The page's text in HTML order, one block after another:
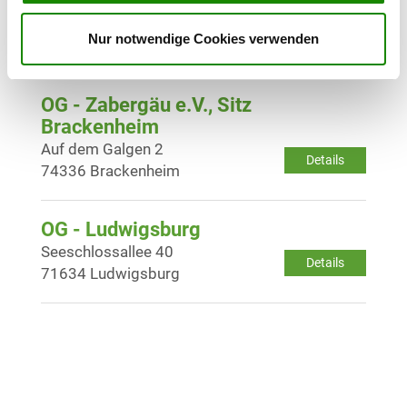
Nur notwendige Cookies verwendenDetails
71332 Waiblingen
OG - Zabergäu e.V., Sitz
Brackenheim
Details
Auf dem Galgen 2
74336 Brackenheim
OG - Ludwigsburg
Details
Seeschlossallee 40
71634 Ludwigsburg